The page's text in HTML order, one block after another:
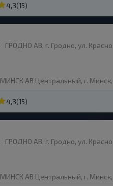
4,3(15)
ГРОДНО АВ, г. Гродно, ул.
МИНСК АВ Центральный, г. Минск,
4,3(15)
ГРОДНО АВ, г. Гродно, ул.
МИНСК АВ Центральный, г. Минск,